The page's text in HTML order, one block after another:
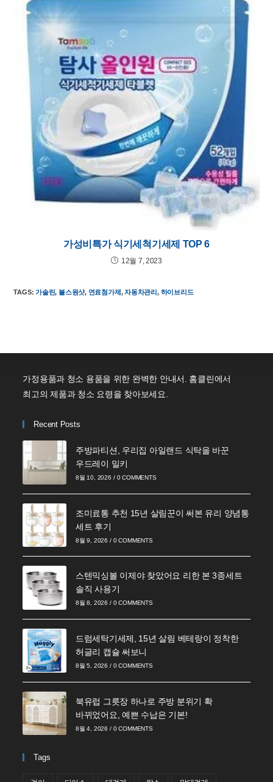
가성비특가 식기세척기세제 TOP 6
12월 7, 2023
TAGS:가솔린, 불스원샷, 연료첨가제, 자동차관리, 하이브리드
가정용품과 청소 용품을 위한 완벽한 안내서. 홈클린에서
최고의 제품과 청소 요령을 찾아보세요.
Recent Posts
주방파티션, 우리집 아일랜드 식탁을 바꾼
우드레이 밀키
8월 10, 2026 / 0 COMMENTS
조미료통 추천 15년 살림꾼이 써본 유리 양념통
세트 후기
8월 9, 2026 / 0 COMMENTS
스텐믹싱볼 이제야 찾았어요 리한 본 3종세트
솔직 사용기
8월 8, 2026 / 0 COMMENTS
드럼세탁기세제, 15년 살림 베테랑이 정착한
허글리 캡슐 써보니
8월 5, 2026 / 0 COMMENTS
북유럽 그릇장 하나로 주방 분위기 확
바뀌었어요, 예쁜 수납은 기본!
8월 4, 2026 / 0 COMMENTS
Tags